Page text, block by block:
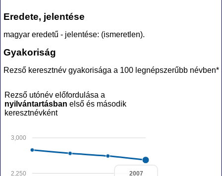
Eredete, jelentése
magyar eredetű - jelentése: (ismeretlen).
Gyakoriság
Rezső keresztnév gyakorisága a 100 legnépszerűbb névben*
Rezső utónév előfordulása a
nyilvántartásban első és második
keresztnévként
2,250
3,000
2007